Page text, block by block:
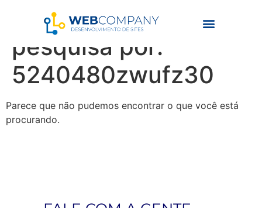
Resultados da
pesquisa por:
5240480zwufz30
Parece que não pudemos encontrar o que você está
procurando.